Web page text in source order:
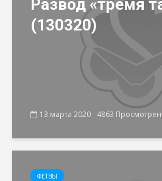
Развод «тремя
(130320)
13 марта 2020 4863
ФЕТВЫ